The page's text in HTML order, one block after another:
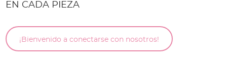
EN CADA PIEZA
¡Bienvenido a conectarse con nosotros!